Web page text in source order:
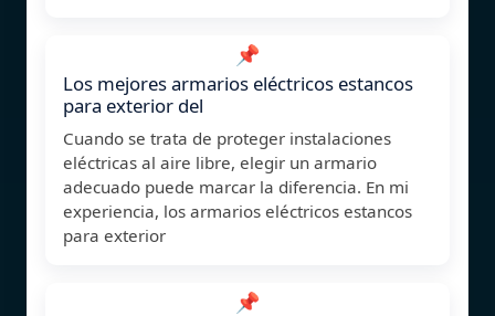
📌
Los mejores armarios eléctricos estancos
para exterior del
Cuando se trata de proteger instalaciones
eléctricas al aire libre, elegir un armario
adecuado puede marcar la diferencia. En mi
experiencia, los armarios eléctricos estancos
para exterior
📌